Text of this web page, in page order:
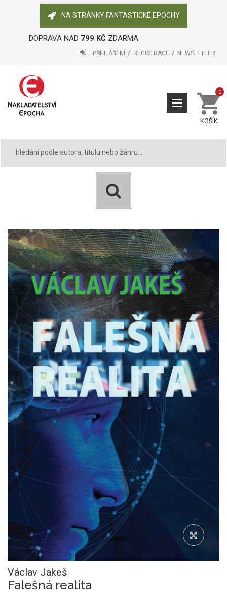
NA STRÁNKY FANTASTICKÉ EPOCHY
DOPRAVA NAD 799 KČZDARMA
PŘIHLÁŠENÍ REGISTRACE NEWSLETTER
KOŠÍK
0
Václav Jakeš
Falešná realita